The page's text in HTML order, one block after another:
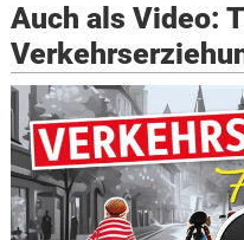
Auch als Video: